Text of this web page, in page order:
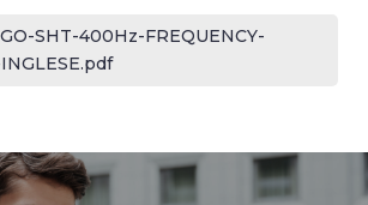
SHT-400Hz-FREQUENCY-